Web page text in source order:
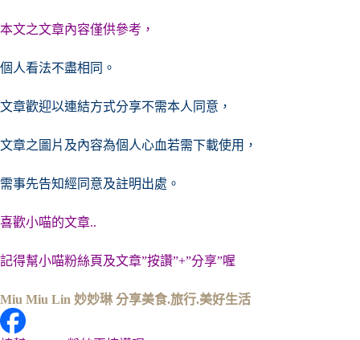
本文之文章內容僅供參考，
個人看法不盡相同。
文章歡迎以連結方式分享不需本人同意，
文章之圖片及內容為個人心血若需下載使用，
需事先告知經同意及註明出處。
喜歡小喵的文章..
記得幫小喵粉絲頁及文章”按讚”+”分享”喔
Miu Miu Lin 妙妙琳 分享美食.旅行.美好生活